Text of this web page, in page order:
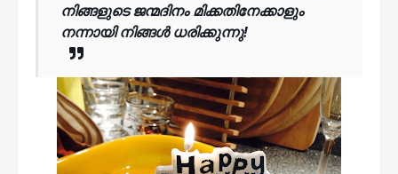
നിങ്ങളുടെ ജന്മദിനം മിക്കതിനേക്കാളും
നന്നായി നിങ്ങൾ ധരിക്കുന്നു!